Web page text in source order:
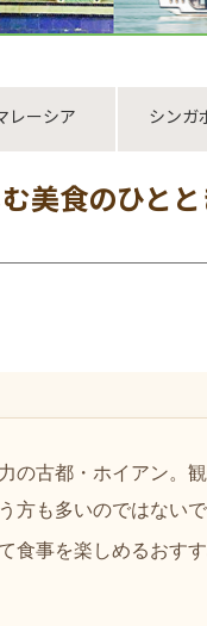
レーシア シンガ
美食のひと
の古都・ホイアン。
方も多いのではないで
事を楽しめるおすす